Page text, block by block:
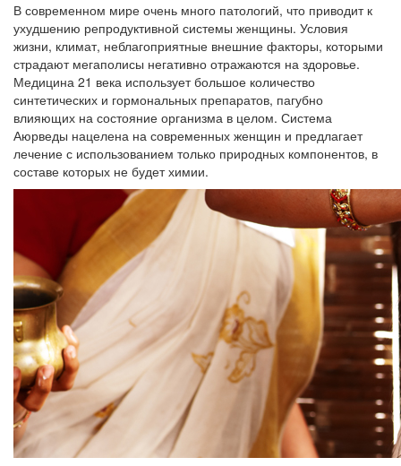
В современном мире очень много патологий, что приводит к
ухудшению репродуктивной системы женщины. Условия
жизни, климат, неблагоприятные внешние факторы, которыми
страдают мегаполисы негативно отражаются на здоровье.
Медицина 21 века использует большое количество
синтетических и гормональных препаратов, пагубно
влияющих на состояние организма в целом. Система
Аюрведы нацелена на современных женщин и предлагает
лечение с использованием только природных компонентов, в
составе которых не будет химии.